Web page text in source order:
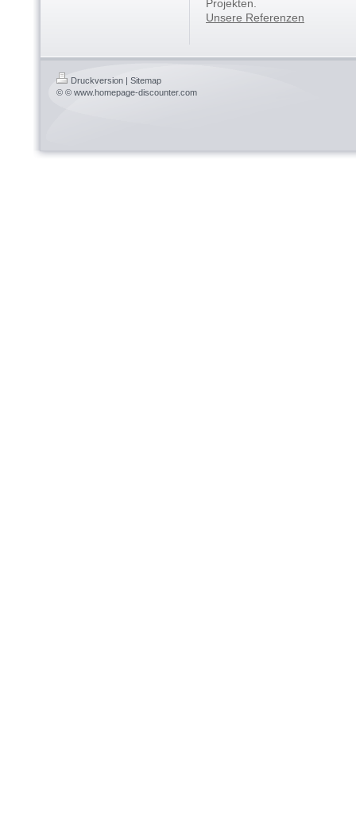
Projekten.
Unsere Referenzen
Druckversion | Sitemap
© © www.homepage-discounter.com